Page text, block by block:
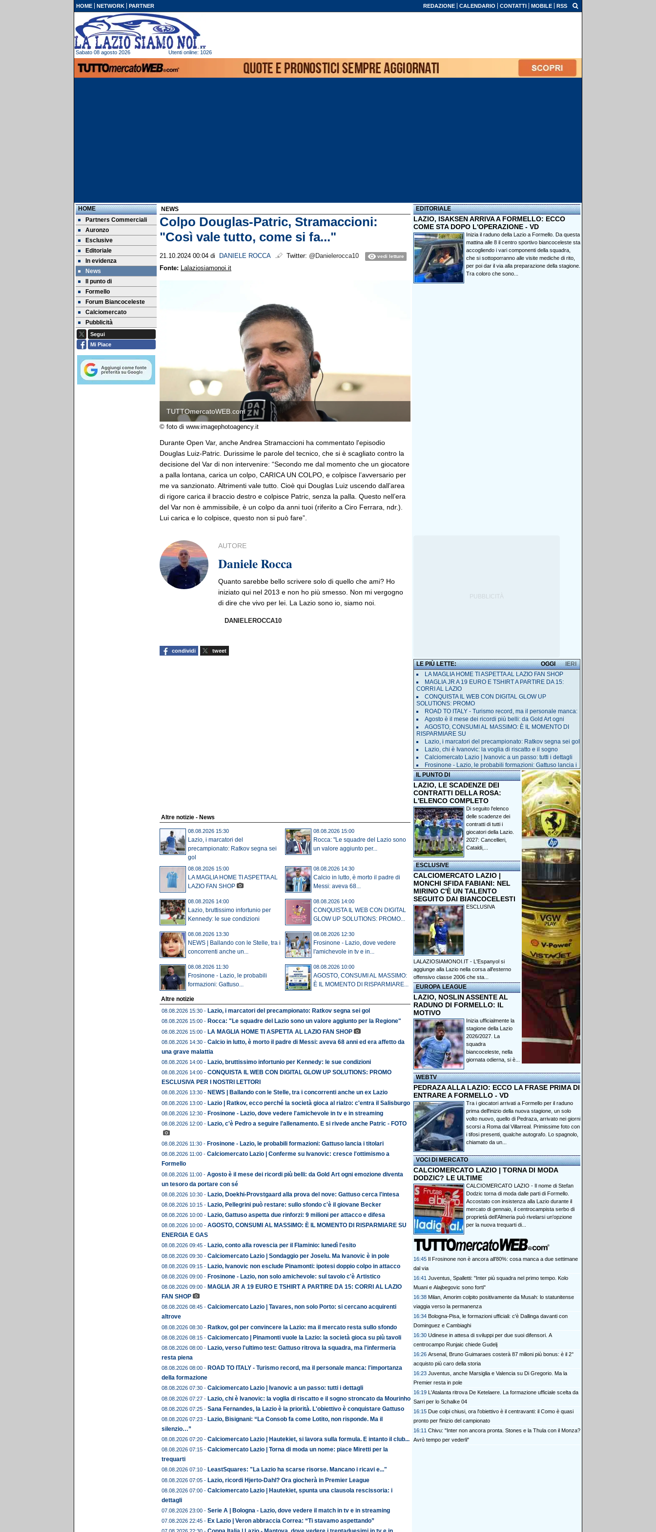
HOME NETWORK PARTNER REDAZIONE CALENDARIO CONTATTI MOBILE RSS
Sabato 08 agosto 2026 Utenti online: 1026
HOME
Partners Commerciali
Auronzo
Esclusive
Editoriale
In evidenza
News
Il punto di
Formello
Forum Biancoceleste
Calciomercato
Pubblicità
Segui
Mi Piace
NEWS
Colpo Douglas-Patric, Stramaccioni:
"Così vale tutto, come si fa..."
21.10.2024 00:04 di DANIELE ROCCA Twitter: @Danielerocca10 vedi letture
Fonte: Lalaziosiamonoi.it
TUTTOmercatoWEB.com
© foto di www.imagephotoagency.it
Durante Open Var, anche Andrea Stramaccioni ha commentato l'episodio
Douglas Luiz-Patric. Durissime le parole del tecnico, che si è scagliato contro la
decisione del Var di non intervenire: “Secondo me dal momento che un giocatore
a palla lontana, carica un colpo, CARICA UN COLPO, e colpisce l’avversario per
me va sanzionato. Altrimenti vale tutto. Cioè qui Douglas Luiz uscendo dall’area
di rigore carica il braccio destro e colpisce Patric, senza la palla. Questo nell’era
del Var non è ammissibile, è un colpo da anni tuoi (riferito a Ciro Ferrara, ndr.).
Lui carica e lo colpisce, questo non si può fare”.
AUTORE
Daniele Rocca
Quanto sarebbe bello scrivere solo di quello che ami? Ho
iniziato qui nel 2013 e non ho più smesso. Non mi vergogno
di dire che vivo per lei. La Lazio sono io, siamo noi.
DANIELEROCCA10
condividi tweet
Altre notizie - News
08.08.2026 15:30
Lazio, i marcatori del
precampionato: Ratkov segna sei
gol
08.08.2026 15:00
Rocca: "Le squadre del Lazio sono
un valore aggiunto per...
08.08.2026 15:00
LA MAGLIA HOME TI ASPETTA AL
LAZIO FAN SHOP
08.08.2026 14:30
Calcio in lutto, è morto il padre di
Messi: aveva 68...
08.08.2026 14:00
Lazio, bruttissimo infortunio per
Kennedy: le sue condizioni
08.08.2026 14:00
CONQUISTA IL WEB CON DIGITAL
GLOW UP SOLUTIONS: PROMO...
08.08.2026 13:30
NEWS | Ballando con le Stelle, tra i
concorrenti anche un...
08.08.2026 12:30
Frosinone - Lazio, dove vedere
l'amichevole in tv e in...
08.08.2026 11:30
Frosinone - Lazio, le probabili
formazioni: Gattuso...
08.08.2026 10:00
AGOSTO, CONSUMI AL MASSIMO:
È IL MOMENTO DI RISPARMIARE...
Altre notizie
08.08.2026 15:30 - Lazio, i marcatori del precampionato: Ratkov segna sei gol
08.08.2026 15:00 - Rocca: "Le squadre del Lazio sono un valore aggiunto per la Regione"
08.08.2026 15:00 - LA MAGLIA HOME TI ASPETTA AL LAZIO FAN SHOP
08.08.2026 14:30 - Calcio in lutto, è morto il padre di Messi: aveva 68 anni ed era affetto da
una grave malattia
08.08.2026 14:00 - Lazio, bruttissimo infortunio per Kennedy: le sue condizioni
08.08.2026 14:00 - CONQUISTA IL WEB CON DIGITAL GLOW UP SOLUTIONS: PROMO
ESCLUSIVA PER I NOSTRI LETTORI
08.08.2026 13:30 - NEWS | Ballando con le Stelle, tra i concorrenti anche un ex Lazio
08.08.2026 13:00 - Lazio | Ratkov, ecco perché la società gioca al rialzo: c'entra il Salisburgo
08.08.2026 12:30 - Frosinone - Lazio, dove vedere l'amichevole in tv e in streaming
08.08.2026 12:00 - Lazio, c'è Pedro a seguire l'allenamento. E si rivede anche Patric - FOTO
08.08.2026 11:30 - Frosinone - Lazio, le probabili formazioni: Gattuso lancia i titolari
08.08.2026 11:00 - Calciomercato Lazio | Conferme su Ivanovic: cresce l'ottimismo a
Formello
08.08.2026 11:00 - Agosto è il mese dei ricordi più belli: da Gold Art ogni emozione diventa
un tesoro da portare con sé
08.08.2026 10:30 - Lazio, Doekhi-Provstgaard alla prova del nove: Gattuso cerca l'intesa
08.08.2026 10:15 - Lazio, Pellegrini può restare: sullo sfondo c'è il giovane Becker
08.08.2026 10:00 - Lazio, Gattuso aspetta due rinforzi: 9 milioni per attacco e difesa
08.08.2026 10:00 - AGOSTO, CONSUMI AL MASSIMO: È IL MOMENTO DI RISPARMIARE SU
ENERGIA E GAS
08.08.2026 09:45 - Lazio, conto alla rovescia per il Flaminio: lunedì l'esito
08.08.2026 09:30 - Calciomercato Lazio | Sondaggio per Joselu. Ma Ivanovic è in pole
08.08.2026 09:15 - Lazio, Ivanovic non esclude Pinamonti: ipotesi doppio colpo in attacco
08.08.2026 09:00 - Frosinone - Lazio, non solo amichevole: sul tavolo c'è Artistico
08.08.2026 09:00 - MAGLIA JR A 19 EURO E TSHIRT A PARTIRE DA 15: CORRI AL LAZIO
FAN SHOP
08.08.2026 08:45 - Calciomercato Lazio | Tavares, non solo Porto: si cercano acquirenti
altrove
08.08.2026 08:30 - Ratkov, gol per convincere la Lazio: ma il mercato resta sullo sfondo
08.08.2026 08:15 - Calciomercato | Pinamonti vuole la Lazio: la società gioca su più tavoli
08.08.2026 08:00 - Lazio, verso l'ultimo test: Gattuso ritrova la squadra, ma l'infermeria
resta piena
08.08.2026 08:00 - ROAD TO ITALY - Turismo record, ma il personale manca: l'importanza
della formazione
08.08.2026 07:30 - Calciomercato Lazio | Ivanovic a un passo: tutti i dettagli
08.08.2026 07:27 - Lazio, chi è Ivanovic: la voglia di riscatto e il sogno stroncato da Mourinho
08.08.2026 07:25 - Sana Fernandes, la Lazio è la priorità. L'obiettivo è conquistare Gattuso
08.08.2026 07:23 - Lazio, Bisignani: “La Consob fa come Lotito, non risponde. Ma il
silenzio…”
08.08.2026 07:20 - Calciomercato Lazio | Hautekiet, si lavora sulla formula. E intanto il club...
08.08.2026 07:15 - Calciomercato Lazio | Torna di moda un nome: piace Miretti per la
trequarti
08.08.2026 07:10 - LeastSquares: "La Lazio ha scarse risorse. Mancano i ricavi e..."
08.08.2026 07:05 - Lazio, ricordi Hjerto-Dahl? Ora giocherà in Premier League
08.08.2026 07:00 - Calciomercato Lazio | Hautekiet, spunta una clausola rescissoria: i
dettagli
07.08.2026 23:00 - Serie A | Bologna - Lazio, dove vedere il match in tv e in streaming
07.08.2026 22:45 - Ex Lazio | Veron abbraccia Correa: “Ti stavamo aspettando”
EDITORIALE
LAZIO, ISAKSEN ARRIVA A FORMELLO: ECCO
COME STA DOPO L'OPERAZIONE - VD
Inizia il raduno della Lazio a Formello. Da questa
mattina alle 8 il centro sportivo biancoceleste sta
accogliendo i vari componenti della squadra,
che si sottoporranno alle visite mediche di rito,
per poi dar il via alla preparazione della stagione.
Tra coloro che sono...
LE PIÙ LETTE: IERI
OGGI
LA MAGLIA HOME TI ASPETTA AL LAZIO FAN SHOP
MAGLIA JR A 19 EURO E TSHIRT A PARTIRE DA 15:
CORRI AL LAZIO
CONQUISTA IL WEB CON DIGITAL GLOW UP
SOLUTIONS: PROMO
ROAD TO ITALY - Turismo record, ma il personale manca:
Agosto è il mese dei ricordi più belli: da Gold Art ogni
AGOSTO, CONSUMI AL MASSIMO: È IL MOMENTO DI
RISPARMIARE SU
Lazio, i marcatori del precampionato: Ratkov segna sei gol
Lazio, chi è Ivanovic: la voglia di riscatto e il sogno
Calciomercato Lazio | Ivanovic a un passo: tutti i dettagli
Frosinone - Lazio, le probabili formazioni: Gattuso lancia i
IL PUNTO DI
LAZIO, LE SCADENZE DEI
CONTRATTI DELLA ROSA:
L'ELENCO COMPLETO
Di seguito l'elenco
delle scadenze dei
contratti di tutti i
giocatori della Lazio.
2027: Cancellieri,
Cataldi,...
ESCLUSIVE
CALCIOMERCATO LAZIO |
MONCHI SFIDA FABIANI: NEL
MIRINO C'È UN TALENTO
SEGUITO DAI BIANCOCELESTI
ESCLUSIVA
LALAZIOSIAMONOI.IT - L'Espanyol si
aggiunge alla Lazio nella corsa all'esterno
offensivo classe 2006 che sta...
EUROPA LEAGUE
LAZIO, NOSLIN ASSENTE AL
RADUNO DI FORMELLO: IL
MOTIVO
Inizia ufficialmente la
stagione della Lazio
2026/2027. La
squadra
biancoceleste, nella
giornata odierna, si è...
WEBTV
PEDRAZA ALLA LAZIO: ECCO LA FRASE PRIMA DI
ENTRARE A FORMELLO - VD
Tra i giocatori arrivati a Formello per il raduno
prima dell'inizio della nuova stagione, un solo
volto nuovo, quello di Pedraza, arrivato nei giorni
scorsi a Roma dal Villarreal. Primissime foto con
i tifosi presenti, qualche autografo. Lo spagnolo,
chiamato da un...
VOCI DI MERCATO
CALCIOMERCATO LAZIO | TORNA DI MODA
DODZIC? LE ULTIME
CALCIOMERCATO LAZIO - Il nome di Stefan
Dodzic torna di moda dalle parti di Formello.
Accostato con insistenza alla Lazio durante il
mercato di gennaio, il centrocampista serbo di
proprietà dell'Almeria può rivelarsi un'opzione
per la nuova trequarti di...
16:45 Il Frosinone non è ancora all'80%: cosa manca a due settimane
dal via
16:41 Juventus, Spalletti: "Inter più squadra nel primo tempo. Kolo
Muani e Alajbegovic sono forti"
16:38 Milan, Amorim colpito positivamente da Musah: lo statunitense
viaggia verso la permanenza
16:34 Bologna-Pisa, le formazioni ufficiali: c'è Dallinga davanti con
Dominguez e Cambiaghi
16:30 Udinese in attesa di sviluppi per due suoi difensori. A
centrocampo Runjaic chiede Gudelj
16:26 Arsenal, Bruno Guimaraes costerà 87 milioni più bonus: è il 2°
acquisto più caro della storia
16:23 Juventus, anche Marsiglia e Valencia su Di Gregorio. Ma la
Premier resta in pole
16:19 L'Atalanta ritrova De Ketelaere. La formazione ufficiale scelta da
Sarri per lo Schalke 04
16:15 Due colpi chiusi, ora l'obiettivo è il centravanti: il Como è quasi
pronto per l'inizio del campionato
16:11 Chivu: "Inter non ancora pronta. Stones e la Thula con il Monza?
Avrò tempo per vederli"